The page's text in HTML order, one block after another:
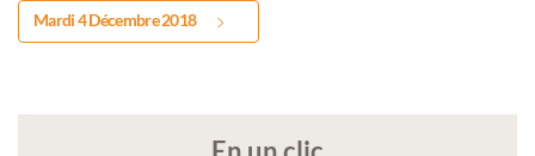
Mardi 4 Décembre 2018